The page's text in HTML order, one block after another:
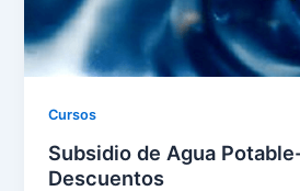
Cursos
Subsidio de Agua
Descuentos